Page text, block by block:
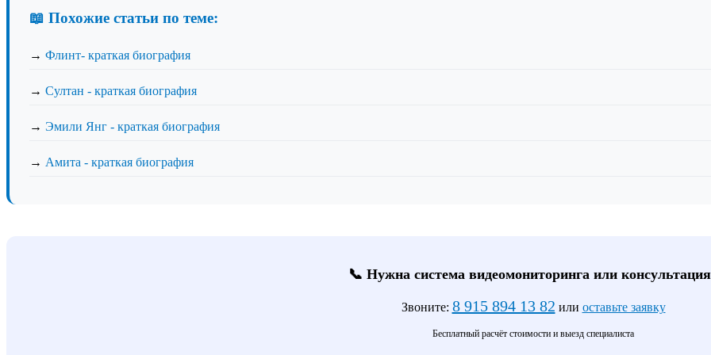
📖 Похожие статьи по теме:
→ Флинт- краткая биография
→ Султан - краткая биография
→ Эмили Янг - краткая биография
→ Амита - краткая биография
📞 Нужна система видеомониторинга или
Звоните: 8 915 894 13 82 или оставьте заявку
Бесплатный расчёт стоимости и выезд специалиста